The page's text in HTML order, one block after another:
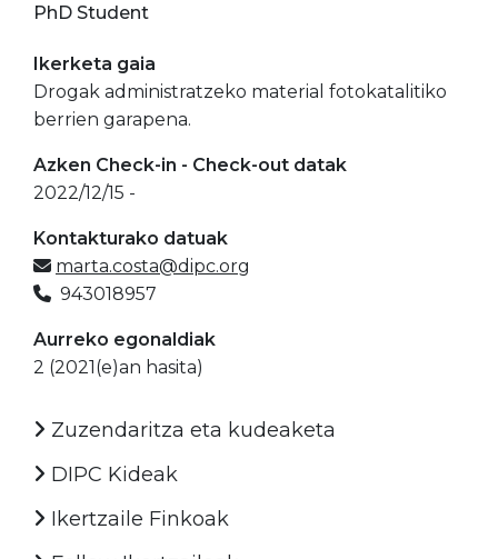
PhD Student
Ikerketa gaia
Drogak administratzeko material fotokatalitiko
berrien garapena.
Azken Check-in - Check-out datak
2022/12/15 -
Kontakturako datuak
marta.costa@dipc.org
943018957
Aurreko egonaldiak
2 (2021(e)an hasita)
Zuzendaritza eta kudeaketa
DIPC Kideak
Ikertzaile Finkoak